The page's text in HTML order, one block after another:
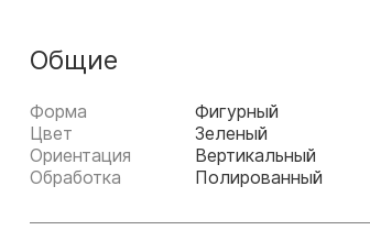
Общие
Форма
Фигурный
Цвет
Зеленый
Ориентация
Вертикальный
Обработка
Полированный